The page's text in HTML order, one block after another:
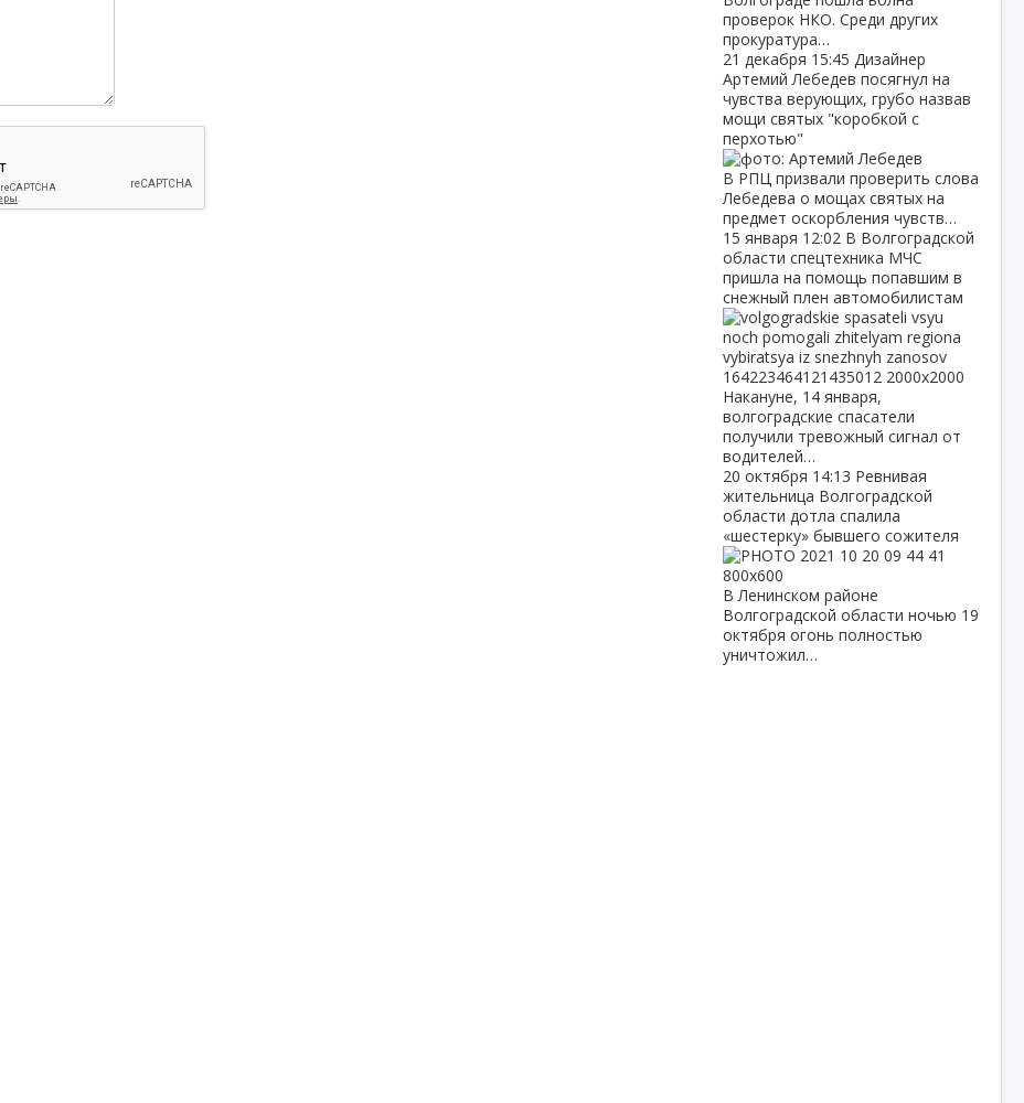
проверок НКО. Среди других
прокуратура…
21 декабря 15:45 Дизайнер
Артемий Лебедев посягнул на
чувства верующих, грубо назвав
мощи святых "коробкой с
перхотью"
В РПЦ призвали проверить слова
Лебедева о мощах святых на
предмет оскорбления чувств…
15 января 12:02 В Волгоградской
области спецтехника МЧС
пришла на помощь попавшим в
снежный плен автомобилистам
Накануне, 14 января,
волгоградские спасатели
получили тревожный сигнал от
водителей…
20 октября 14:13 Ревнивая
жительница Волгоградской
области дотла спалила
«шестерку» бывшего сожителя
В Ленинском районе
Волгоградской области ночью 19
октября огонь полностью
уничтожил…